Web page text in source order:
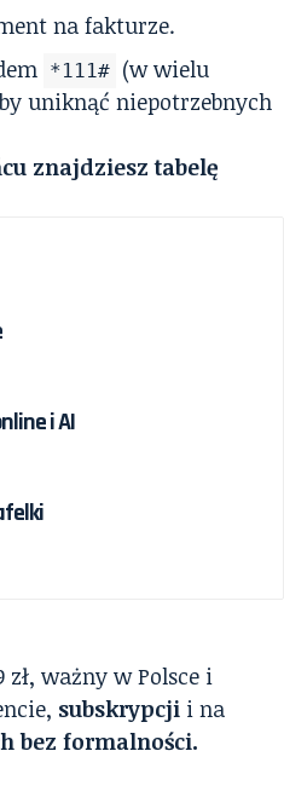
na fakturze.
*111# (w wielu
uniknąć niepotrzebnych
znajdziesz tabelę
i AI
ważny w Polsce i
subskrypcji i na
bez formalności.